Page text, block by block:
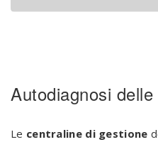
Autodiagnosi
Le centraline di gestione